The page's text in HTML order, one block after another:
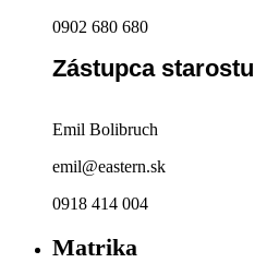
0902 680 680
Zástupca starostu
Emil Bolibruch
emil@eastern.sk
0918 414 004
Matrika